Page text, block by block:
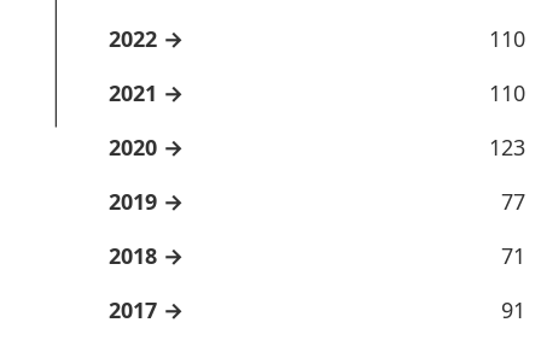
2022
110
2021
110
2020
123
2019
77
2018
71
2017
91